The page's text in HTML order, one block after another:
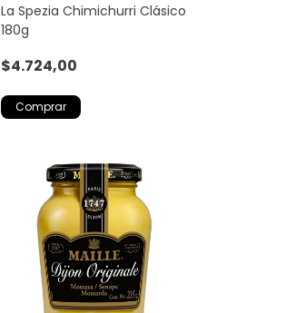
La Spezia Chimichurri Clásico
180g
$4.724,00